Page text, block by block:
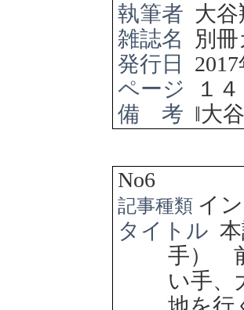
執筆者 大
雑誌名
別
発行日
2017
ページ
１
備 考 ‖大
No6
記事種類 イ
タイトル
手）
い手、